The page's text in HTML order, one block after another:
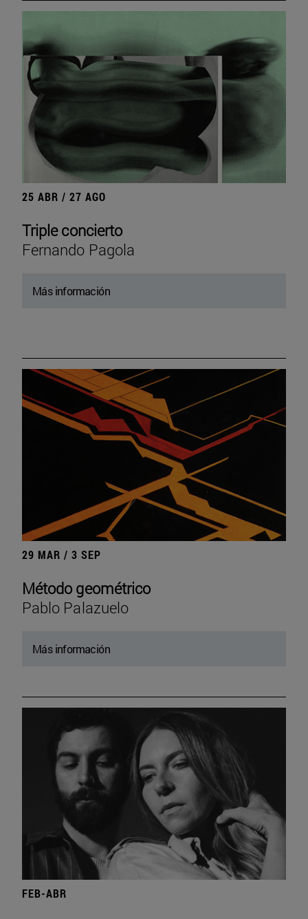
25 ABR / 27 AGO
Triple concierto
Fernando Pagola
Más información
29 MAR / 3 SEP
Método geométrico
Pablo Palazuelo
Más información
FEB-ABR